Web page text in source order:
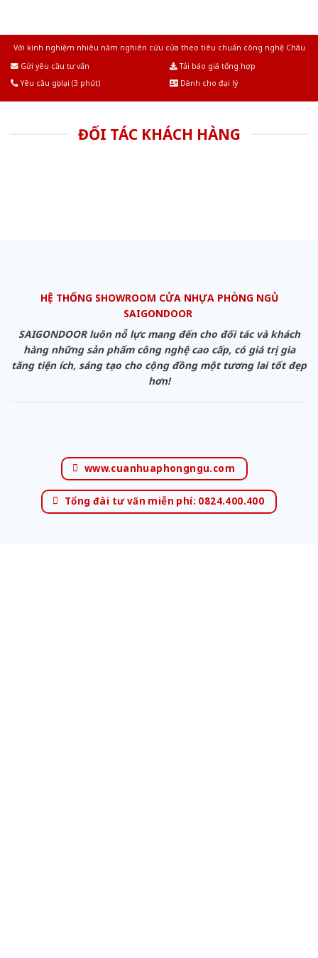
Với kinh nghiệm nhiêu năm nghiên cứu cửa theo tiêu chuẩn công nghệ Châu
Gửi yêu cầu tư vấn
Tải báo giá tổng hợp
Yêu cầu gọi lại (3 phút)
Dành cho đại lý
ĐỐI TÁC KHÁCH HÀNG
HỆ THỐNG SHOWROOM CỬA NHỰA PHÒNG NGỦ
SAIGONDOOR
SAIGONDOOR luôn nỗ lực mang đến cho đối tác và khách
hàng những sản phẩm công nghệ cao cấp, có giá trị gia
tăng tiện ích, sáng tạo cho cộng đồng một tương lai tốt đẹp
hơn!
www.cuanhuaphongngu.com
Tổng đài tư vấn miễn phí: 0824.400.400